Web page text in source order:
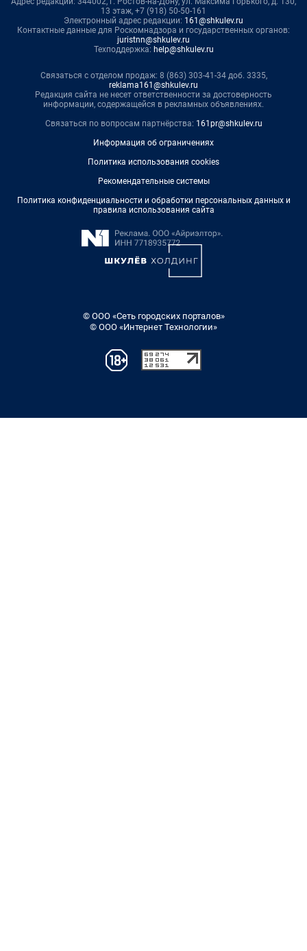
13 этаж, +7 (918) 50-50-161
Электронный адрес редакции: 161@shkulev.ru
Контактные данные для Роскомнадзора и государственных органов:
juristnn@shkulev.ru
Техподдержка: help@shkulev.ru
Связаться с отделом продаж: 8 (863) 303-41-34 доб. 3335,
reklama161@shkulev.ru
Редакция сайта не несет ответственности за достоверность
информации, содержащейся в рекламных объявлениях.
Связаться по вопросам партнёрства: 161pr@shkulev.ru
Информация об ограничениях
Политика использования cookies
Рекомендательные системы
Политика конфиденциальности и обработки персональных данных и
правила использования сайта
© ООО «Сеть городских порталов»
© ООО «Интернет Технологии»